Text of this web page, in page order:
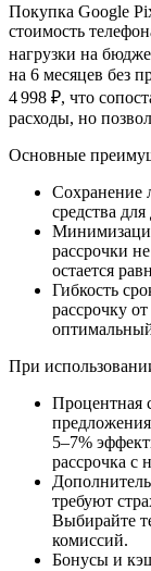
Покупка Google
стоимость
нагрузки на
на 6 месяцев без
4 998 ₽, что
расходы, но
Основные
Сохранение
средства
рассрочки
остается
Гибкость
рассрочку
При
Процентная
5–7%
рассрочка с
требуют
Выбирайте
комиссий.
Бонусы и